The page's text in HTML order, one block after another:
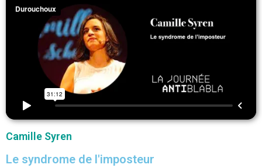
Camille Syren
Le syndrome de l'imposteur